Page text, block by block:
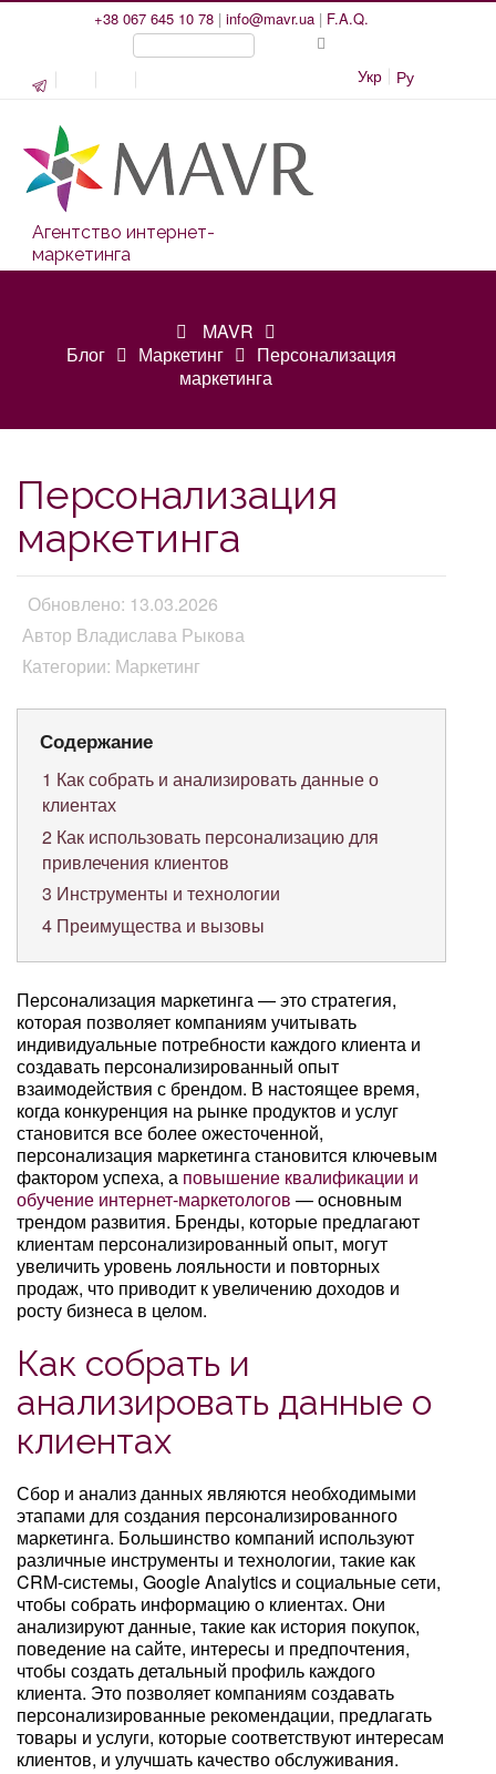
+38 067 645 10 78 | info@mavr.ua | F.A.Q.
Укр Ру
Агентство интернет-
маркетинга
MAVR
Блог
Маркетинг
Персонализация
маркетинга
Персонализация
маркетинга
Обновлено: 13.03.2026
Автор Владислава Рыкова
Категории: Маркетинг
Содержание
1 Как собрать и анализировать данные о
клиентах
2 Как использовать персонализацию для
привлечения клиентов
3 Инструменты и технологии
4 Преимущества и вызовы
Персонализация маркетинга — это стратегия,
которая позволяет компаниям учитывать
индивидуальные потребности каждого клиента и
создавать персонализированный опыт
взаимодействия с брендом. В настоящее время,
когда конкуренция на рынке продуктов и услуг
становится все более ожесточенной,
персонализация маркетинга становится ключевым
фактором успеха, а повышение квалификации и
обучение интернет-маркетологов — основным
трендом развития. Бренды, которые предлагают
клиентам персонализированный опыт, могут
увеличить уровень лояльности и повторных
продаж, что приводит к увеличению доходов и
росту бизнеса в целом.
Как собрать и
анализировать данные о
клиентах
Сбор и анализ данных являются необходимыми
этапами для создания персонализированного
маркетинга. Большинство компаний используют
различные инструменты и технологии, такие как
CRM-системы, Google Analytics и социальные сети,
чтобы собрать информацию о клиентах. Они
анализируют данные, такие как история покупок,
поведение на сайте, интересы и предпочтения,
чтобы создать детальный профиль каждого
клиента. Это позволяет компаниям создавать
персонализированные рекомендации, предлагать
товары и услуги, которые соответствуют интересам
клиентов, и улучшать качество обслуживания.